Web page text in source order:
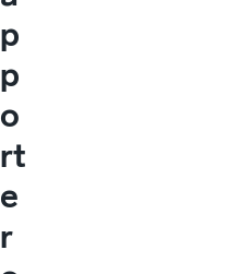
p
p
o
rt
e
r